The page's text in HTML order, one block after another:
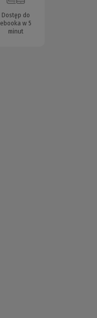
Dostęp do
ebooka w 5
minut